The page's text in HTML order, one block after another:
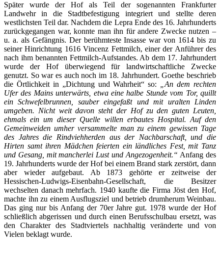
Später wurde der Hof als Teil der sogenannten Frankfurter
Landwehr in die Stadtbefestigung integriert und stellte deren
westlichsten Teil dar. Nachdem die Lepra Ende des 16. Jahrhunderts
zurückgegangen war, konnte man ihn für andere Zwecke nutzen –
u. a. als Gefängnis. Der berühmteste Insasse war von 1614 bis zu
seiner Hinrichtung 1616 Vincenz Fettmilch, einer der Anführer des
nach ihm benannten Fettmilch-Aufstandes. Ab dem 17. Jahrhundert
wurde der Hof überwiegend für landwirtschaftliche Zwecke
genutzt. So war es auch noch im 18. Jahrhundert. Goethe beschrieb
die Örtlichkeit in „Dichtung und Wahrheit“ so:
„An dem rechten
Ufer des Mains unterwärts, etwa eine halbe Stunde vom Tor, quillt
ein Schwefelbrunnen, sauber eingefaßt und mit uralten Linden
umgeben. Nicht weit davon steht der Hof zu den guten Leuten,
ehmals ein um dieser Quelle willen erbautes Hospital. Auf den
Gemeinweiden umher versammelte man zu einem gewissen Tage
des Jahres die Rindviehherden aus der Nachbarschaft, und die
Hirten samt ihren Mädchen feierten ein ländliches Fest, mit Tanz
und Gesang, mit mancherlei Lust und Angezogenheit.“ Anfang des
19. Jahrhunderts wurde der Hof bei einem Brand stark zerstört, dann
aber wieder aufgebaut. Ab 1873 gehörte er zeitweise der
Hessischen-Ludwigs-Eisenbahn-Gesellschaft, die Besitzer
wechselten danach mehrfach. 1940 kaufte die Firma Jöst den Hof,
machte ihn zu einem Ausflugsziel und betrieb drumherum Weinbau.
Das ging nur bis Anfang der 70er Jahre gut. 1978 wurde der Hof
schließlich abgerissen und durch einen Berufsschulbau ersetzt, was
den Charakter des Stadtviertels nachhaltig veränderte und von
Vielen beklagt wurde.